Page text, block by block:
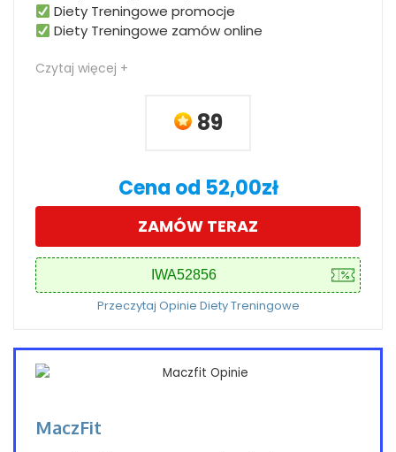
Diety Treningowe promocje
Diety Treningowe zamów online
Czytaj więcej +
89
Cena od 52,00zł
ZAMÓW TERAZ
Przeczytaj Opinie Diety Treningowe
MaczFit